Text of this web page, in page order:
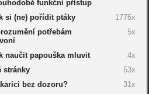
funkční přístup
si (ne) pořídit ptáky
1776x
potřebám
5x
naučit papouška mluvit
4x
stránky
53x
bez dozoru?
31x